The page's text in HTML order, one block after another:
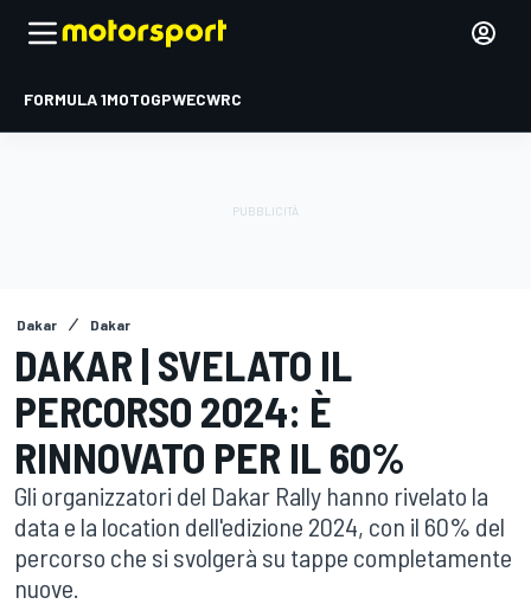
FORMULA 1MOTOGPWECWRC
Dakar Dakar
DAKAR | SVELATO IL
PERCORSO 2024: È
RINNOVATO PER IL 60%
Gli organizzatori del Dakar Rally hanno rivelato la
data e la location dell'edizione 2024, con il 60% del
percorso che si svolgerà su tappe completamente
nuove.